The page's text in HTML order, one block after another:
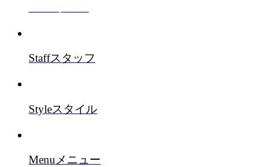
Staffスタッフ
Styleスタイル
Menuメニュー